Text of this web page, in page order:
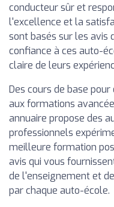
conducteur sûr et
l'excellence et la
sont basés sur les avis
confiance à ces auto-
claire de leurs
Des cours de base
aux formations
annuaire propose des
professionnels
meilleure formation
avis qui vous
de l'enseignement et
par chaque auto-école.